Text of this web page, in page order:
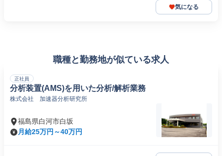
気になる
職種と勤務地が似ている求人
正社員
分析装置(AMS)を用いた分析/解析業務
株式会社 加速器分析研究所
福島県白河市白坂
月給25万円～40万円